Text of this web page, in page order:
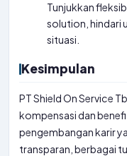
Tunjukkan
solution, hindari
situasi.
Kesimpulan
PT Shield On Service
kompensasi dan
pengembangan karir
transparan, berbagai